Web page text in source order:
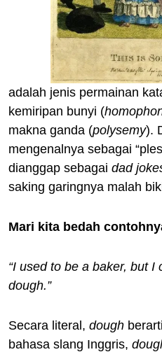
adalah jenis permainan
kemiripan bunyi (
makna ganda (polysemy).
mengenalnya sebagai
dianggap sebagai dad
saking garingnya malah
Mari kita bedah
“I used to be a baker, but I
dough.”
Secara literal, dough
bahasa slang Inggris,